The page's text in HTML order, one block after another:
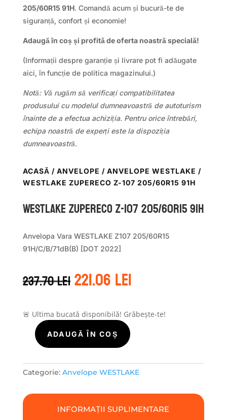
205/60R15 91H. Comandă acum și bucură-te de
siguranță, confort și economie!
Adaugă în coș și profită de oferta noastră specială!
(Informații despre garanție și livrare pot fi adăugate
aici, în funcție de politica magazinului.)
Notă: Vă rugăm să verificați compatibilitatea
produsului cu modelul dumneavoastră de autoturism
înainte de a efectua achiziția. Pentru orice întrebări,
echipa noastră de experți este la dispoziția
dumneavoastră.
ACASĂ / ANVELOPE / ANVELOPE WESTLAKE /
WESTLAKE ZUPERECO Z-107 205/60R15 91H
WestLake ZUPERECO Z-107 205/60R15 91H
Anvelopa Vara WESTLAKE Z107 205/60R15
91H/C/B/71dB(B) [DOT 2022]
237.70leiPrețul
inițial
fost:
237.70 lei.
221.06leiPrețul
curent
221.06 lei.
🚨 Ultima bucată disponibilă! Grăbește-te!
Cantitate
WestLake
ZUPERECO
Z-
205/60R15
ADAUGĂ ÎN COȘ
Categorie: Anvelope WESTLAKE
INFORMAȚII SUPLIMENTARE